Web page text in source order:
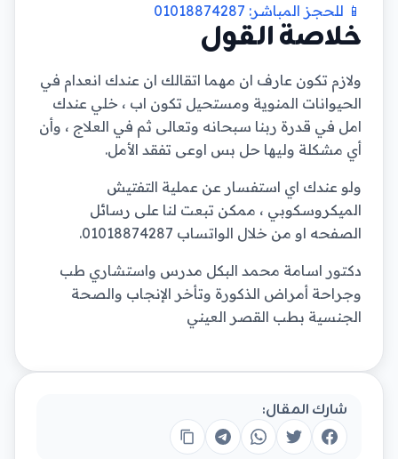
📱 للحجز المباشر: 01018874287
خلاصة القول
ولازم تكون عارف ان مهما اتقالك ان عندك انعدام في
الحيوانات المنوية ومستحيل تكون اب ، خلي عندك
امل في قدرة ربنا سبحانه وتعالى ثم في العلاج ، وأن
أي مشكلة وليها حل بس اوعى تفقد الأمل.
ولو عندك اي استفسار عن عملية التفتيش
الميكروسكوبي ، ممكن تبعت لنا على رسائل
الصفحه او من خلال الواتساب 01018874287.
دكتور اسامة محمد البكل مدرس واستشاري طب
وجراحة أمراض الذكورة وتأخر الإنجاب والصحة
الجنسية بطب القصر العيني
شارك المقال: